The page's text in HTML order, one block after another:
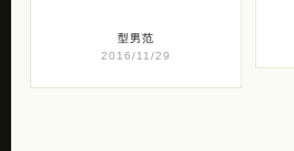
型男范
2016/11/29